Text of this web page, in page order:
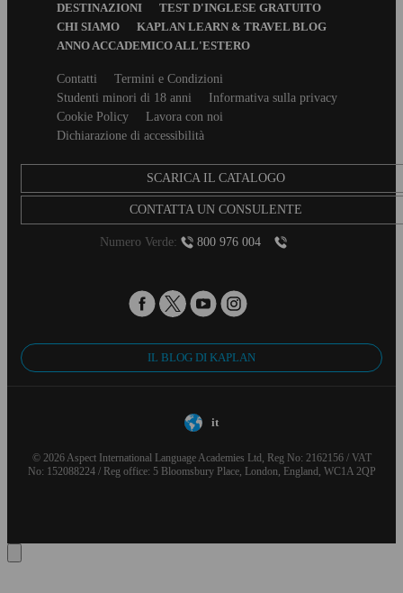
DESTINAZIONI
TEST D'INGLESE GRATUITO
CHI SIAMO
KAPLAN LEARN & TRAVEL BLOG
ANNO ACCADEMICO ALL'ESTERO
Secondary
Contatti
Termini e Condizioni
Studenti minori di 18 anni
Informativa sulla privacy
Cookie Policy
Lavora con noi
Dichiarazione di accessibilità
SCARICA IL CATALOGO
CONTATTA UN CONSULENTE
Numero Verde: 800 976 004
IL BLOG DI KAPLAN
it
© 2026 Aspect International Language Academies Ltd, Reg No: 2162156 / VAT
No: 152088224 / Reg office: 5 Bloomsbury Place, London, England, WC1A 2QP